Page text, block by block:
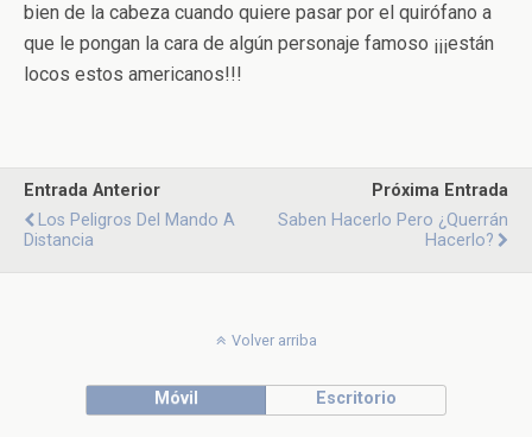
bien de la cabeza cuando quiere pasar por el quirófano a
que le pongan la cara de algún personaje famoso ¡¡¡están
locos estos americanos!!!
Entrada Anterior
Los Peligros Del Mando A
Distancia
Próxima Entrada
Saben Hacerlo Pero ¿querrán
Hacerlo?
Volver arriba
Móvil Escritorio